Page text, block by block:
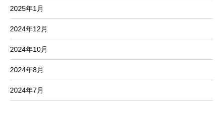
2025年1月
2024年12月
2024年10月
2024年8月
2024年7月